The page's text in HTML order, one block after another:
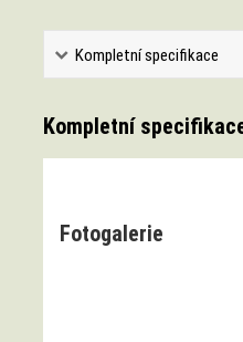
Kompletní specifikace
Kompletní
Fotogalerie